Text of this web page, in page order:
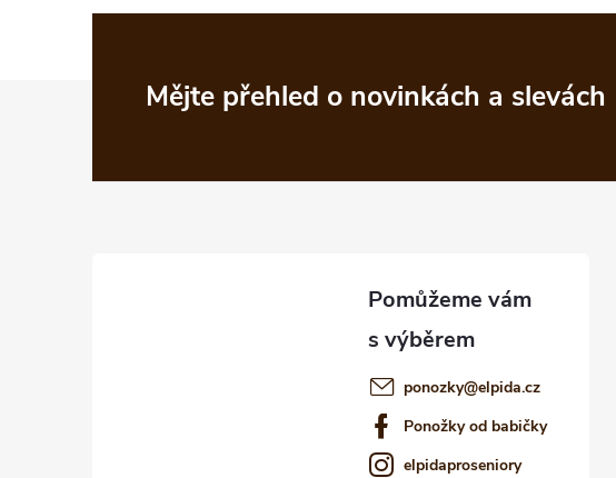
Mějte přehled o novinkách a slevách
ponozky@elpida.cz
Ponožky od babičky
elpidaproseniory